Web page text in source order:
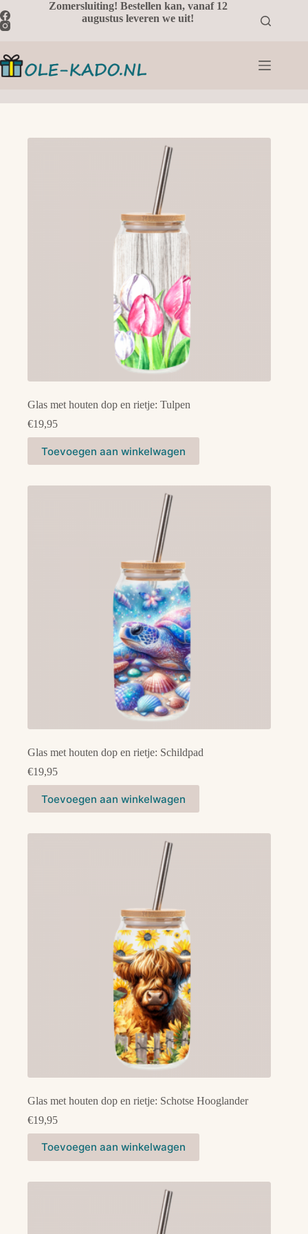
naar
de
Zomersluiting! Bestellen kan, vanaf 12
augustus leveren we uit!
Glas met houten dop en rietje: Tulpen
€19,95
Toevoegen aan winkelwagen
Glas met houten dop en rietje: Schildpad
€19,95
Toevoegen aan winkelwagen
Glas met houten dop en rietje: Schotse Hooglander
€19,95
Toevoegen aan winkelwagen